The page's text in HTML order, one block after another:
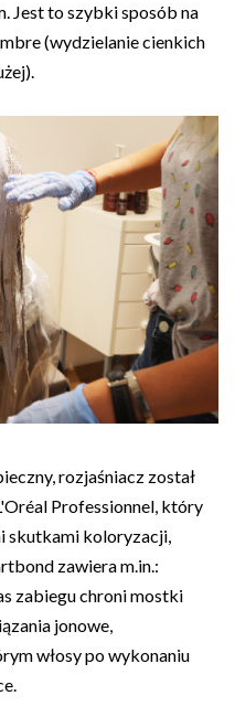
Jest to szybki sposób na
(wydzielanie cienkich
rozjaśniacz został
Professionnel, który
skutkami koloryzacji,
zawiera m.in.:
zabiegu chroni mostki
jonowe,
włosy po wykonaniu